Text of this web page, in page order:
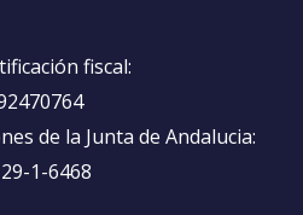
fiscal:
de la Junta de Andalucia:
1-6468